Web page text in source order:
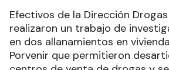
Efectivos de la Dirección
realizaron un trabajo de
en dos allanamientos en
Porvenir que permitieron